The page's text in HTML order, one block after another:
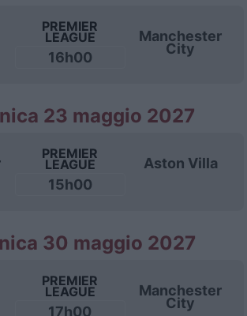
PREMIER
LEAGUE
16h00
Manchester
City
23 maggio 2027
PREMIER
LEAGUE
15h00
Aston Villa
30 maggio 2027
PREMIER
LEAGUE
17h00
Manchester
City